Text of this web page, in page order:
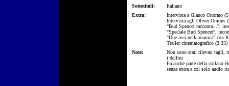
Sottotitoli:
Italiano
Extra:
Intervista a Glauco Onorato
Intervista agli Oliver Onions
"Bud Spencer racconta...",
"Speciale Bud Spencer",
"Due assi nella manica" con
Trailer cinematografico (3:33)
Note:
Non sono stati rilevati tagli,
i delfini
Fa anche parte della collana
senza extra e col solo audio